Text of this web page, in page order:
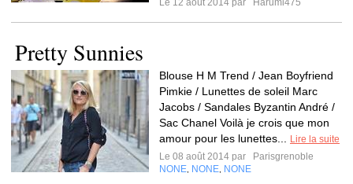
Le 12 août 2014 par
Harumi475
Pretty Sunnies
Blouse H M Trend / Jean Boyfriend
Pimkie / Lunettes de soleil Marc
Jacobs / Sandales Byzantin André /
Sac Chanel Voilà je crois que mon
amour pour les lunettes...
Lire la suite
Le 08 août 2014 par
Parisgrenoble
NONE NONE NONE